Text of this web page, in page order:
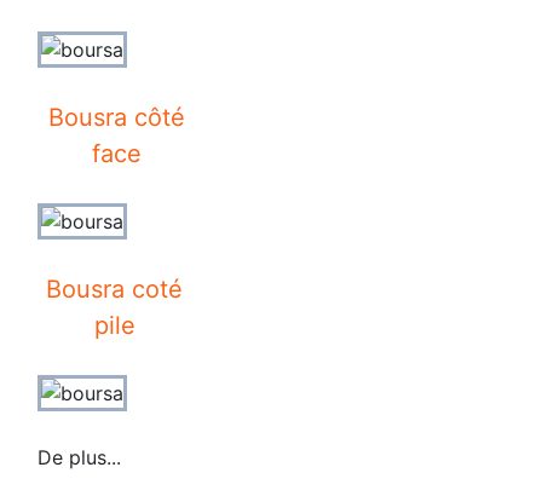
Bousra côté
face
Bousra coté
pile
De plus...